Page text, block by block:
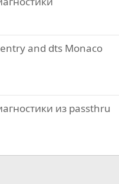
and dts Monaco
из passthru